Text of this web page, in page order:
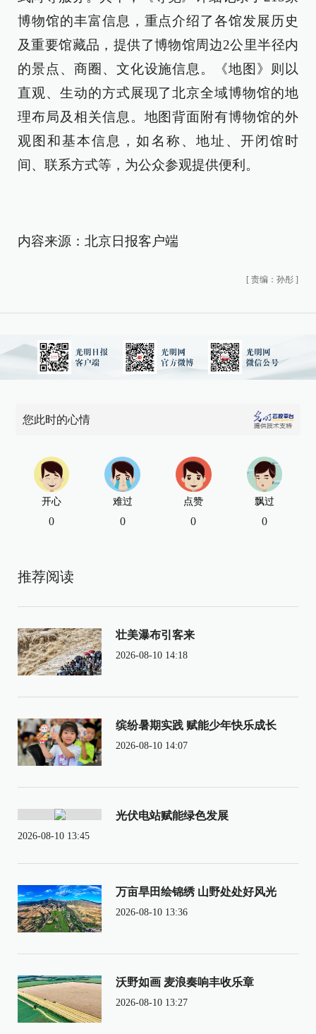
博物馆的丰富信息，重点介绍了各馆发展历史
及重要馆藏品，提供了博物馆周边2公里半径内
的景点、商圈、文化设施信息。《地图》则以
直观、生动的方式展现了北京全域博物馆的地
理布局及相关信息。地图背面附有博物馆的外
观图和基本信息，如名称、地址、开闭馆时
间、联系方式等，为公众参观提供便利。
内容来源：北京日报客户端
[ 责编：孙彤 ]
您此时的心情
开心
0
难过
0
点赞
0
飘过
0
推荐阅读
壮美瀑布引客来
2026-08-10 14:18
缤纷暑期实践 赋能少年快乐成长
2026-08-10 14:07
光伏电站赋能绿色发展
2026-08-10 13:45
万亩旱田绘锦绣 山野处处好风光
2026-08-10 13:36
沃野如画 麦浪奏响丰收乐章
2026-08-10 13:27